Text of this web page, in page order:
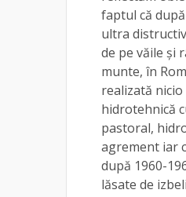
faptul că
ultra
de pe văile și
munte, în
realizată
hidrotehnică
pastoral,
agrement iar
după 1960-
lăsate de